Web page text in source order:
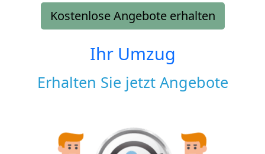
Kostenlose Angebote erhalten
Ihr Umzug
Erhalten Sie jetzt Angebote